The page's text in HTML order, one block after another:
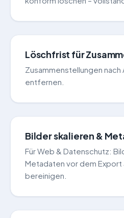
Löschfrist für
Zusammenstellungen
entfernen.
Bilder skalieren &
Für Web & Datenschutz:
Metadaten vor dem Export
bereinigen.